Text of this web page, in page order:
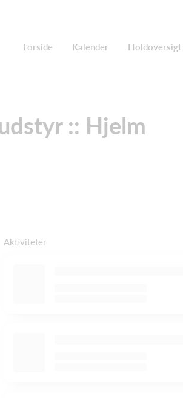
Forside Kalender Holdoversigt
:: Hjelm
Aktiviteter